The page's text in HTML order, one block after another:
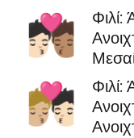
🧑🏻‍❤️‍💋‍🧑🏽
🧑🏼‍❤️‍💋‍🧑🏻